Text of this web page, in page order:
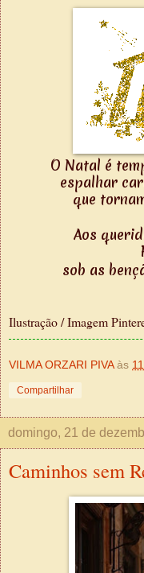
O Natal é
espalhar
que
Aos
sob as
Ilustração / Imagem
VILMA ORZARI PIVA às
Compartilhar
domingo, 21 de
Caminhos sem